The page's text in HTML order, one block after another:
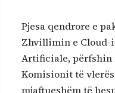
Pjesa qendrore e
Zhvillimin e Cloud-
Artificiale, përfshin
Komisionit të
mjaftueshëm të